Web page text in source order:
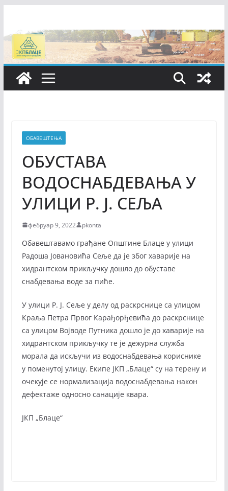
content
ОБАВЕШТЕЊА
ОБУСТАВА
ВОДОСНАБДЕВАЊА У
УЛИЦИ Р. Ј. СЕЉА
фебруар 9, 2022 pkonta
Обавештавамо грађане Општине Блаце у улици
Радоша Јовановића Сеље да је због хаварије на
хидрантском прикључку дошло до обуставе
снабдевања воде за пиће.
У улици Р. Ј. Сеље у делу од раскрснице са улицом
Краља Петра Првог Карађорђевића до раскрснице
са улицом Војводе Путника дошло је до хаварије на
хидрантском прикључку те је дежурна служба
морала да искључи из водоснабдевања кориснике
у поменутој улицу. Екипе ЈКП „Блаце“ су на терену и
очекује се нормализација водоснабдевања након
дефектаже односно санације квара.
ЈКП „Блаце“